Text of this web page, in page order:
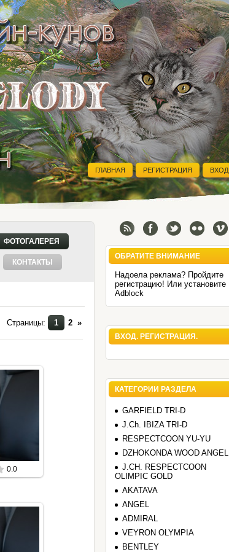
ГЛАВНАЯ РЕГИСТРАЦИЯ ВХОД
ФОТОГАЛЕРЕЯ
КОНТАКТЫ
Страницы: 1 2 »
0.0
ОБРАТИТЕ ВНИМАНИЕ
Надоела реклама? Пройдите
регистрацию! Или установите
Adblock
ВХОД. РЕГИСТРАЦИЯ.
КАТЕГОРИИ РАЗДЕЛА
GARFIELD TRI-D
J.Ch. IBIZA TRI-D
RESPECTCOON YU-YU
DZHOKONDA WOOD ANGEL
J.CH. RESPECTCOON
OLIMPIC GOLD
AKATAVA
ANGEL
ADMIRAL
VEYRON OLYMPIA
BENTLEY